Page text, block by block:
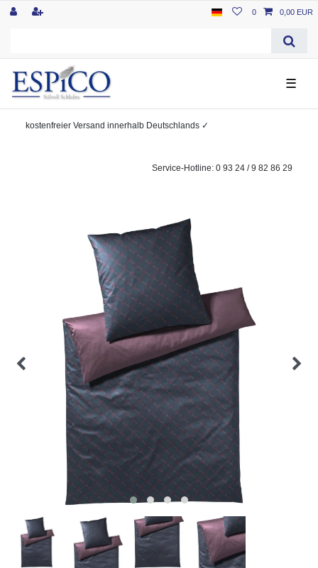
0 0,00 EUR
☰
kostenfreier Versand innerhalb Deutschlands ✓
Service-Hotline: 0 93 24 / 9 82 86 29